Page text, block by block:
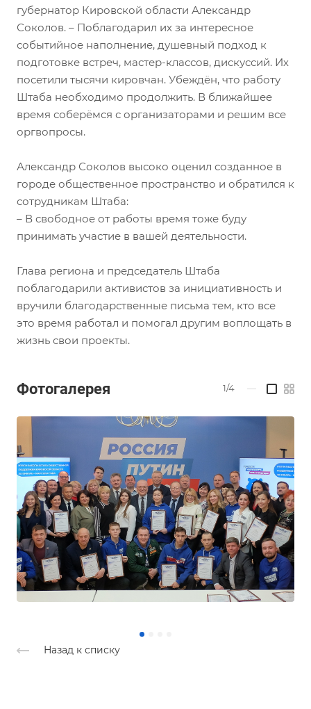
губернатор Кировской области Александр
Соколов. – Поблагодарил их за интересное
событийное наполнение, душевный подход к
подготовке встреч, мастер-классов, дискуссий. Их
посетили тысячи кировчан. Убеждён, что работу
Штаба необходимо продолжить. В ближайшее
время соберёмся с организаторами и решим все
оргвопросы.
Александр Соколов высоко оценил созданное в
городе общественное пространство и обратился к
сотрудникам Штаба:
– В свободное от работы время тоже буду
принимать участие в вашей деятельности.
Глава региона и председатель Штаба
поблагодарили активистов за инициативность и
вручили благодарственные письма тем, кто все
это время работал и помогал другим воплощать в
жизнь свои проекты.
Фотогалерея 1/4 —
Назад к списку